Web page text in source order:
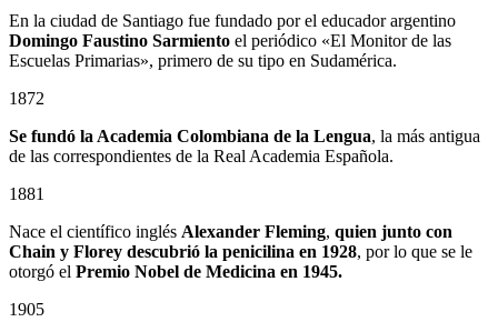
En la ciudad de Santiago fue fundado por el educador argentino
Domingo Faustino Sarmiento el periódico «El Monitor de las
Escuelas Primarias», primero de su tipo en Sudamérica.
1872
Se fundó la Academia Colombiana de la Lengua, la más antigua
de las correspondientes de la Real Academia Española.
1881
Nace el científico inglés Alexander Fleming, quien junto con
Chain y Florey descubrió la penicilina en 1928, por lo que se le
otorgó el Premio Nobel de Medicina en 1945.
1905